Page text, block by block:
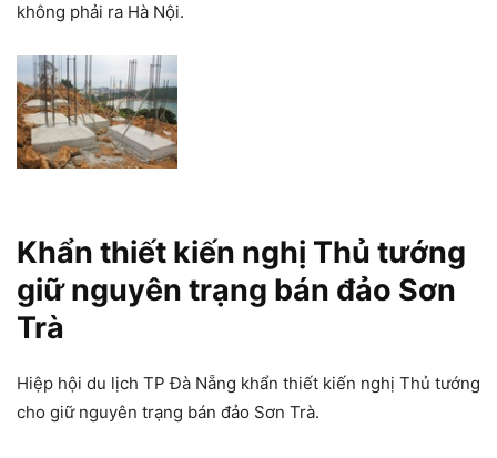
không phải ra Hà Nội.
Khẩn thiết kiến nghị Thủ tướng
giữ nguyên trạng bán đảo Sơn
Trà
Hiệp hội du lịch TP Đà Nẵng khẩn thiết kiến nghị Thủ tướng
cho giữ nguyên trạng bán đảo Sơn Trà.